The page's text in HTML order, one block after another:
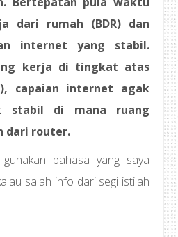
dari rumah (BDR) dan
internet yang stabil.
kerja di tingkat atas
capaian internet agak
stabil di mana ruang
dari router.
bahasa yang saya
salah info dari segi istilah